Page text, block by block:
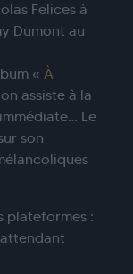
Felices à
Dumont au
« À
assiste à la
Le
son
plateformes :